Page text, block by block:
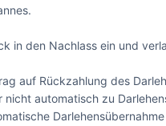
in den Nachlass ein und
auf Rückzahlung des
automatisch zu